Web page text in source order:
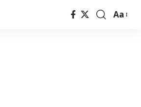
Font
Aa